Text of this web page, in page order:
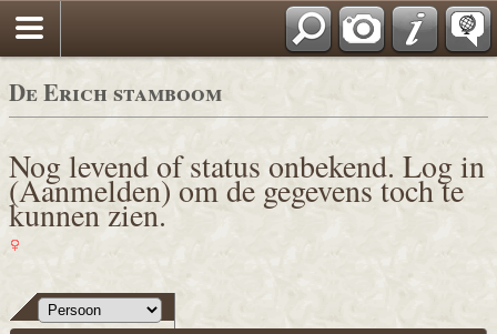
De Erich stamboom
Nog levend of status onbekend. Log in
(Aanmelden) om de gegevens toch te
kunnen zien.